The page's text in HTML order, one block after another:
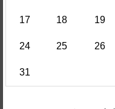
17 18 19
24 25 26
31